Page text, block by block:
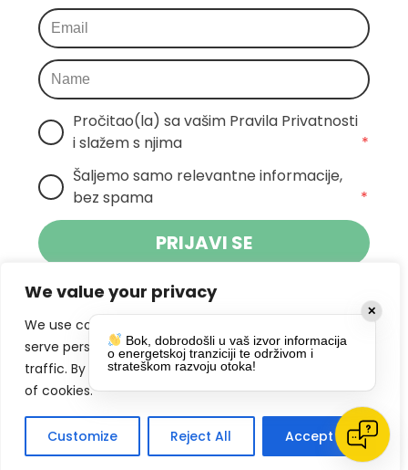
We value your privacy
We use cookies to enhance your browsing experience,
serve personalized ads or content, and analyze our
traffic. By clicking "Accept All", you consent to our use
of cookies.
Customize Reject All Accept All
Pročitao(la) sa vašim Pravila Privatnosti
i slažem s njima
*
Šaljemo samo relevantne informacije,
bez spama
*
PRIJAVI SE
Klikom na gumb dajete suglasnost za
primanje novosti Pokreta Otoka te se
slažete spolitikom privatnosti.
DRUŠTVENE MREŽE
✕
Bok, dobrodošli u vaš izvor informacija
o energetskoj tranziciji te održivom i
strateškom razvoju otoka!